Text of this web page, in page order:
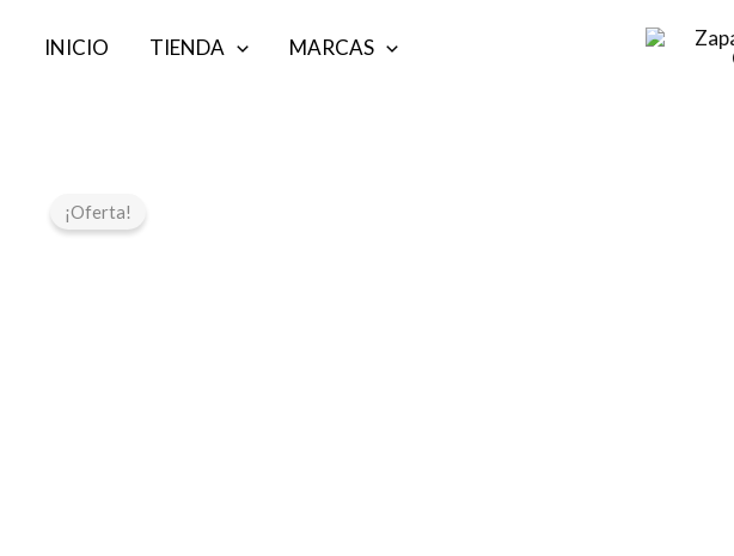
INICIO TIENDA MARCAS
¡Oferta!